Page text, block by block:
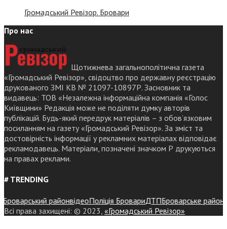
Громадський Ревізор. Бровари
Про нас
Щотижнева загальнополітична газета
«Громадський Ревізор», свідоцтво про державну реєстрацію
друкованого ЗМІ КВ № 21097-10897Р. Засновник та
видавець: ТОВ «Незалежна інформаційна компанія «Голос
Київщини» Редакція може не поділяти думку авторів
публікацій. Будь-який передрук матеріалів – з обов’язковим
посиланням на газету «Громадський Ревізор». За зміст та
достовірність інформації у рекламних матеріалах відповідає
рекламодавець. Матеріали, позначені значком Р друкуються
на правах реклами.
# TRENDING
районвідеоПоліція БровариДТПБроварське районне
Всі права захищені: © 2023, «Громадський Ревізор»